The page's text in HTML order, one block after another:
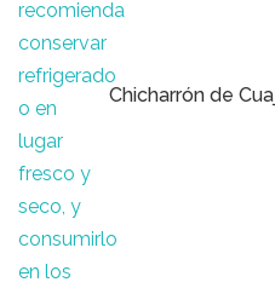
Chicharrón de